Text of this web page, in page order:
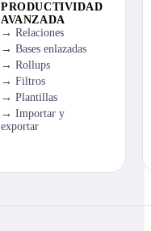
PRODUCTIVIDAD
AVANZADA
Relaciones
Bases enlazadas
Rollups
Filtros
Plantillas
Importar y
exportar